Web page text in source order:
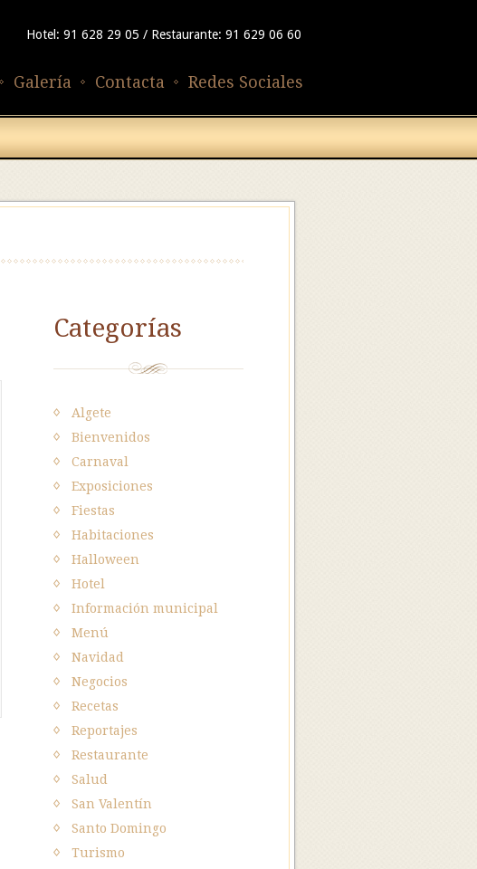
Hotel: 91 628 29 05 / Restaurante: 91 629 06 60
Redes Sociales
Contacta
Galería
Categorías
Algete
Bienvenidos
Carnaval
Exposiciones
Fiestas
Habitaciones
Halloween
Hotel
Información municipal
Menú
Navidad
Negocios
Recetas
Reportajes
Restaurante
Salud
San Valentín
Santo Domingo
Turismo